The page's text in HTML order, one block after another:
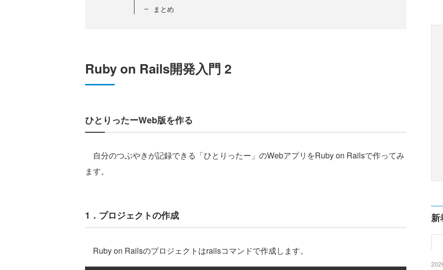
まとめ
Ruby on Rails開発入門 2
ひとりったーWeb版を作る
自分のつぶやきが記録できる「ひとりったー」のWebアプリをRuby on Railsで作ってみ
ます。
1．プロジェクトの作成
Ruby on Railsのプロジェクトはrailsコマンドで作成します。
新